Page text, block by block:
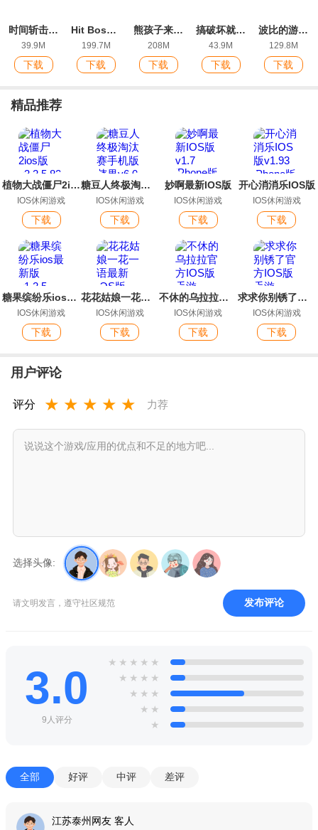
时间斩击最新版
39.9M
下载
Hit Boss 3D手游最新IOS版
199.7M
下载
熊孩子来了最新ios版
208M
下载
搞破坏就完事了最新版
43.9M
下载
波比的游戏时间构建版安卓版(ppUnityProjectBUILD)
129.8M
下载
精品推荐
植物大战僵尸2ios版
IOS休闲游戏
下载
糖豆人终极淘汰赛手机版苹果
IOS休闲游戏
下载
妙啊最新IOS版
IOS休闲游戏
下载
开心消消乐IOS版
IOS休闲游戏
下载
糖果缤纷乐ios最新版
IOS休闲游戏
下载
花花姑娘一花一语最新IOS版
IOS休闲游戏
下载
不休的乌拉拉官方IOS版手游
IOS休闲游戏
下载
求求你别锈了官方IOS版手游
IOS休闲游戏
下载
用户评论
评分 ★ ★ ★ ★ ★ 力荐
选择头像:
请文明发言，遵守社区规范 发布评论
3.0
9人评分
★ ★ ★ ★ ★
★ ★ ★ ★
★ ★ ★
★ ★
★
全部 好评 中评 差评
江苏泰州网友 客人